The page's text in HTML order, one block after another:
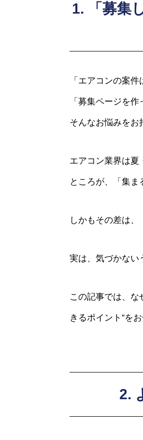
1. 「募集
「エアコンの案
「募集ページを
そんなお悩みをお
エアコン業界は夏
ところが、「集ま
しかもその差は、
実は、気づかない
この記事では、な
きるポイント”を
2.